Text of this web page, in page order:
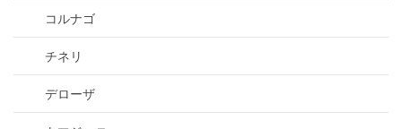
コルナゴ
チネリ
デローザ